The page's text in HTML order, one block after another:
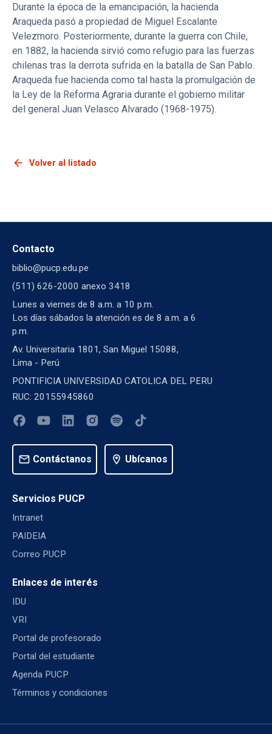
Durante la época de la emancipación, la hacienda
Araqueda pasó a propiedad de Miguel Escalante
Velezmoro. Posteriormente, durante la guerra con Chile,
en 1882, la hacienda sirvió como refugio para las fuerzas
chilenas tras la derrota sufrida en la batalla de San Pablo.
Araqueda fue hacienda como tal hasta la promulgación de
la Ley de la Reforma Agraria durante el gobierno militar
del general Juan Velasco Alvarado (1968-1975).
arrow_back Volver al listado
Contacto
biblio@pucp.edu.pe
(511) 626-2000 anexo 3418
Lunes a viernes de 8 a.m. a 10 p.m.
Los días sábados la atención es de 8 a.m. a 6
p.m.
Av. Universitaria 1801, San Miguel 15088,
Lima - Perú
PONTIFICIA UNIVERSIDAD CATOLICA DEL PERU
RUC: 20155945860
mail Contáctanos location_on Ubícanos
Servicios PUCP
Intranet
PAIDEIA
Correo PUCP
Enlaces de interés
IDU
VRI
Portal de profesorado
Portal del estudiante
Agenda PUCP
Términos y condiciones